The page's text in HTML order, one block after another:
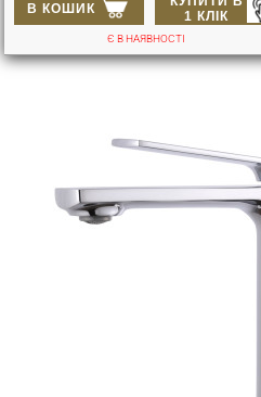
В КОШИК
1 КЛІК
Є В НАЯВНОСТІ